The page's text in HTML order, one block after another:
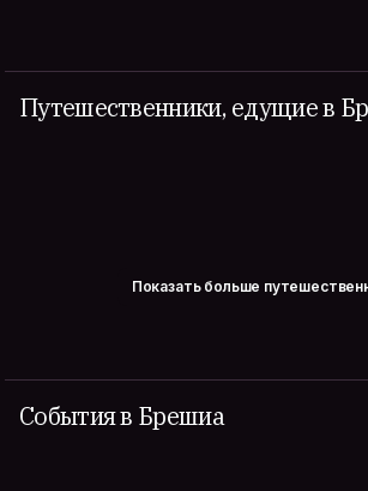
Путешественники, едущие в
Показать больше
События в Брешиа